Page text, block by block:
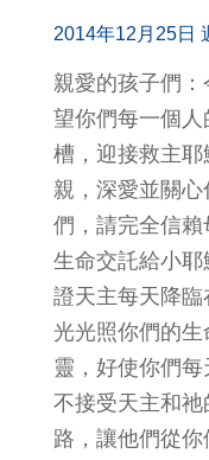
2014年12月25日
親愛的孩子們
望你們每一個
槽，迎接救主
親，深愛並關
們，請完全信
生命交託給小
證天主每天降
光光照你們的
靈，好使你們每
不接受天主和
路，讓他們從